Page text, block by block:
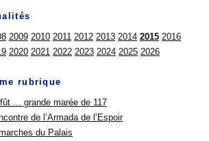
2009 2010 2011 2012 2013 2014 2015 2016
2020 2021 2022 2023 2024 2025 2026
rubrique
... grande marée de 117
de l’Armada de l’Espoir
du Palais